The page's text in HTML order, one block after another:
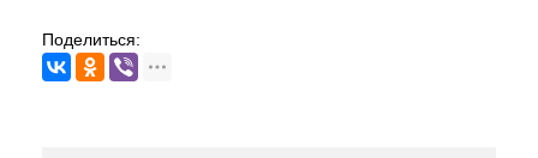
Поделиться: